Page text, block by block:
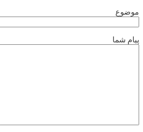
موضوع
پیام شما